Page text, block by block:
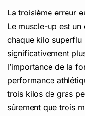
La troisième erreur
Le muscle-up est
chaque kilo superflu
significativement
l’importance de la
performance
trois kilos de gras
sûrement que trois